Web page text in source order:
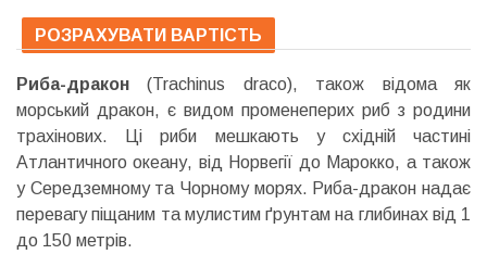
РОЗРАХУВАТИ ВАРТІСТЬ
Риба-дракон (Trachinus draco), також відома як
морський дракон, є видом променеперих риб з родини
трахінових. Ці риби мешкають у східній частині
Атлантичного океану, від Норвегії до Марокко, а також
у Середземному та Чорному морях. Риба-дракон надає
перевагу піщаним та мулистим ґрунтам на глибинах від 1
до 150 метрів.